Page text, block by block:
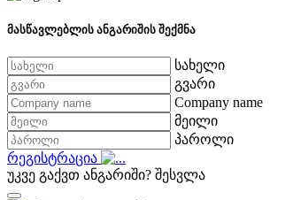
მასწავლებლის ანგარიშის შექმნა
სახელი
გვარი
Company name
მეილი
პაროლი
რეგისტრაცია
უკვე გაქვთ ანგარიში? შესვლა